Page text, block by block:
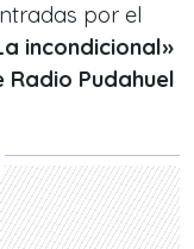
por el
incondicional»
Pudahuel